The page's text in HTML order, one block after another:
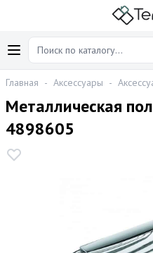
Главная - Аксессуары -
Металлическая
4898605